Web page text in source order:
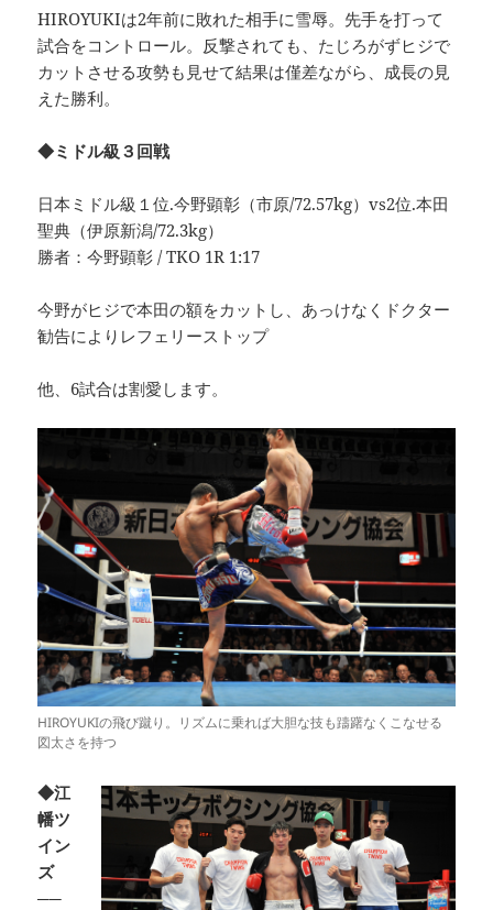
HIROYUKIは2年前に敗れた相手に雪辱。先手を打って
試合をコントロール。反撃されても、たじろがずヒジで
カットさせる攻勢も見せて結果は僅差ながら、成長の見
えた勝利。
◆ミドル級３回戦
日本ミドル級１位.今野顕彰（市原/72.57kg）vs2位.本田
聖典（伊原新潟/72.3kg）
勝者：今野顕彰 / TKO 1R 1:17
今野がヒジで本田の額をカットし、あっけなくドクター
勧告によりレフェリーストップ
他、6試合は割愛します。
HIROYUKIの飛び蹴り。リズムに乗れば大胆な技も躊躇なくこなせる
図太さを持つ
◆江
幡ツ
イン
ズ
──